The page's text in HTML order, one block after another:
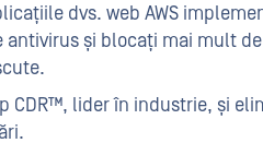
dvs. web AWS
antivirus și blocați mai mult
CDR™, lider în industrie, și